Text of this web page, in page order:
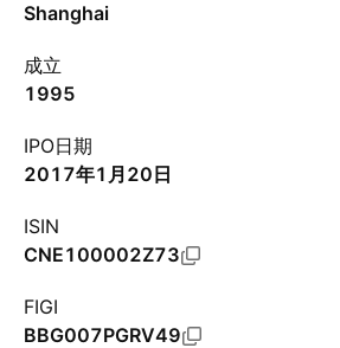
Shanghai
成立
1995
IPO日期
2017年1月20日
ISIN
CNE100002Z73
FIGI
BBG007PGRV49